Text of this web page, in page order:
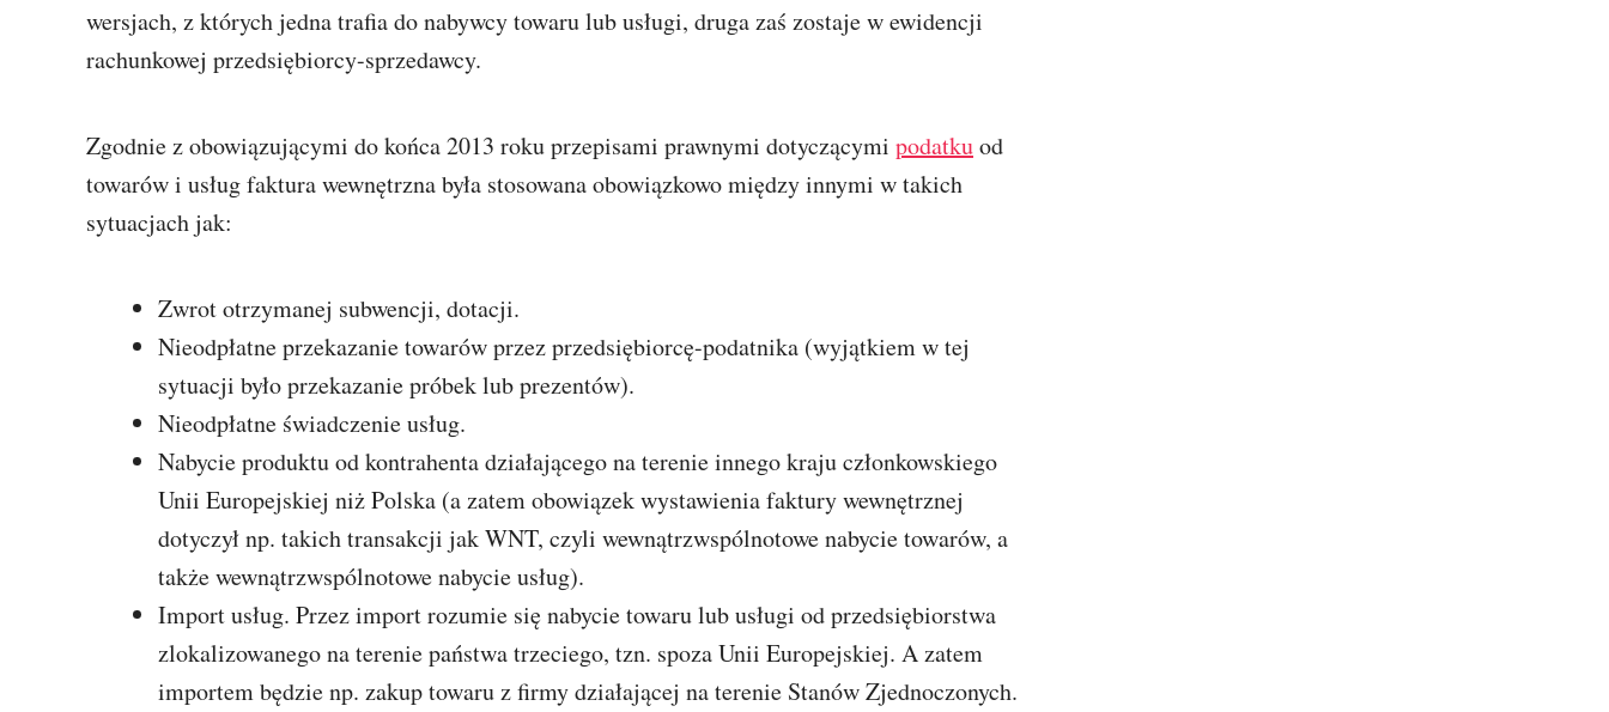
wersjach, z których jedna trafia do nabywcy towaru lub usługi, druga zaś zostaje w ewidencji
rachunkowej przedsiębiorcy-sprzedawcy.
Zgodnie z obowiązującymi do końca 2013 roku przepisami prawnymi dotyczącymi podatkuod
towarów i usług faktura wewnętrzna była stosowana obowiązkowo między innymi w takich
sytuacjach jak:
Zwrot otrzymanej subwencji, dotacji.
Nieodpłatne przekazanie towarów przez przedsiębiorcę-podatnika (wyjątkiem w tej
sytuacji było przekazanie próbek lub prezentów).
Nieodpłatne świadczenie usług.
Nabycie produktu od kontrahenta działającego na terenie innego kraju członkowskiego
Unii Europejskiej niż Polska (a zatem obowiązek wystawienia faktury wewnętrznej
dotyczył np. takich transakcji jak WNT, czyli wewnątrzwspólnotowe nabycie towarów, a
także wewnątrzwspólnotowe nabycie usług).
Import usług. Przez import rozumie się nabycie towaru lub usługi od przedsiębiorstwa
zlokalizowanego na terenie państwa trzeciego, tzn. spoza Unii Europejskiej. A zatem
importem będzie np. zakup towaru z firmy działającej na terenie Stanów Zjednoczonych.